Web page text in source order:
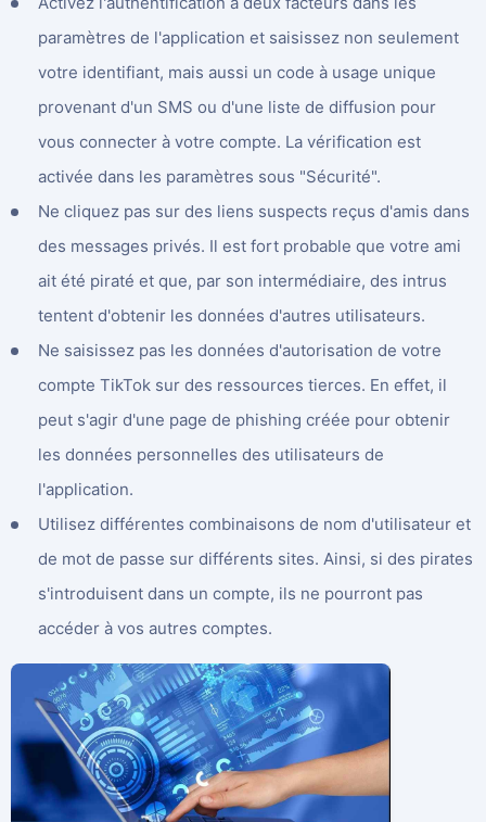
paramètres de l'application et saisissez non seulement
votre identifiant, mais aussi un code à usage unique
provenant d'un SMS ou d'une liste de diffusion pour
vous connecter à votre compte. La vérification est
activée dans les paramètres sous "Sécurité".
Ne cliquez pas sur des liens suspects reçus d'amis dans
des messages privés. Il est fort probable que votre ami
ait été piraté et que, par son intermédiaire, des intrus
tentent d'obtenir les données d'autres utilisateurs.
Ne saisissez pas les données d'autorisation de votre
compte TikTok sur des ressources tierces. En effet, il
peut s'agir d'une page de phishing créée pour obtenir
les données personnelles des utilisateurs de
l'application.
Utilisez différentes combinaisons de nom d'utilisateur et
de mot de passe sur différents sites. Ainsi, si des pirates
s'introduisent dans un compte, ils ne pourront pas
accéder à vos autres comptes.